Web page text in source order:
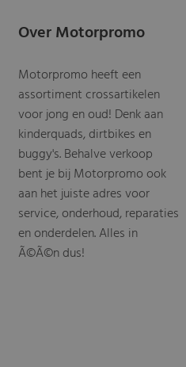
Over Motorpromo
Motorpromo heeft een
assortiment crossartikelen
voor jong en oud! Denk aan
kinderquads, dirtbikes en
buggy's. Behalve verkoop
bent je bij Motorpromo ook
aan het juiste adres voor
service, onderhoud, reparaties
en onderdelen. Alles in
Ã©Ã©n dus!